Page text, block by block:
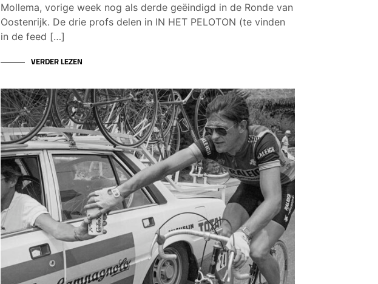
Mollema, vorige week nog als derde geëindigd in de Ronde van
Oostenrijk. De drie profs delen in IN HET PELOTON (te vinden
in de feed […]
VERDER LEZEN